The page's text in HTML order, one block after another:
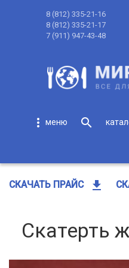
8 (812) 335-21-16
8 (812) 335-21-17
7 (911) 947-43-48
more_vert search
СКАЧАТЬ ПРАЙС get_app
Скатерть